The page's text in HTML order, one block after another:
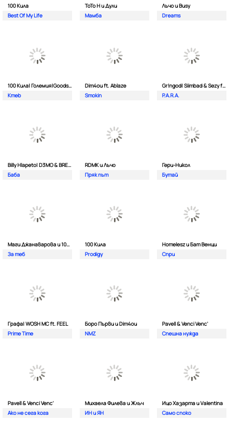
100 Кила
Best Of My Life
ToTo H и Дули
Мамба
Лъчо и Busy
Dreams
100 Кила| Големия|Goodslav и 2 Лица
Kmeb
Dim4ou ft. Ablaze
Smokin
Gr!ngod| Siimbad & Sezy ft. Djaany
P.A.R.A.
Billy Hlapeto| D3MO & BREVIS
Баба
RDMK и Лъчо
Пряк път
Гери-Никол
Бутай
Маги Джанаварова и 100 Кила
За теб
100 Кила
Prodigy
Homelesz и Бат Венци
Спри
Графа| WOSH MC ft. FEEL
Prime Time
Боро Първи и Dim4ou
NMZ
Pavell & Venci Venc'
Спешна нужда
Pavell & Venci Venc'
Ако не сега кога
Михаела Филева и Жлъч
ИН и ЯН
Ицо Хазарта и Valentina
Само споко